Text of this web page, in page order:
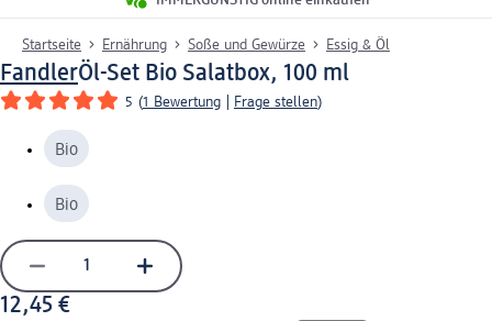
Startseite Ernährung Soße und Gewürze Essig & Öl
FandlerÖl-Set Bio Salatbox, 100 ml
5 (1 Bewertung Frage stellen)
Bio
Bio
12,45 €